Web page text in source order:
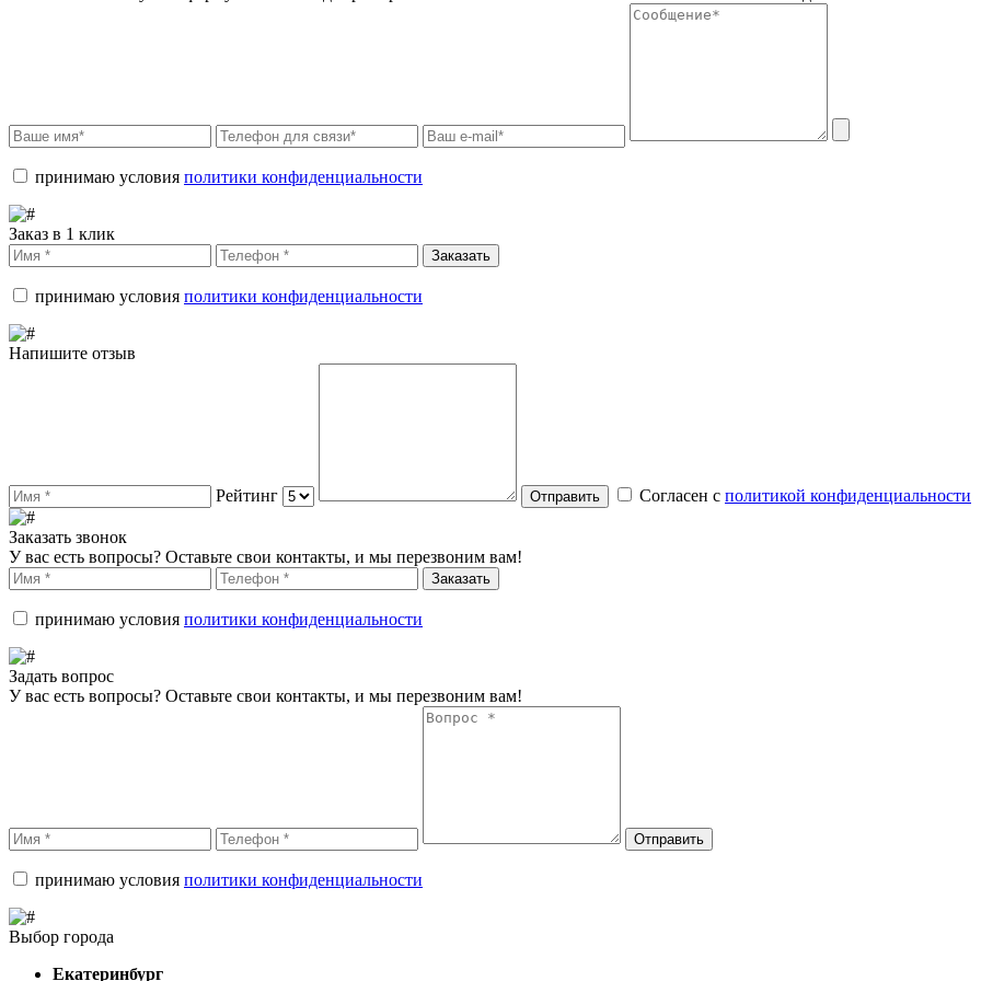
принимаю условия политики конфиденциальности
Заказ в 1 клик
Заказать
принимаю условия политики конфиденциальности
Напишите отзыв
Рейтинг Отправить Согласен с политикой конфиденциальности
Заказать звонок
У вас есть вопросы? Оставьте свои контакты, и мы перезвоним вам!
Заказать
принимаю условия политики конфиденциальности
Задать вопрос
У вас есть вопросы? Оставьте свои контакты, и мы перезвоним вам!
Отправить
принимаю условия политики конфиденциальности
Выбор города
Екатеринбург